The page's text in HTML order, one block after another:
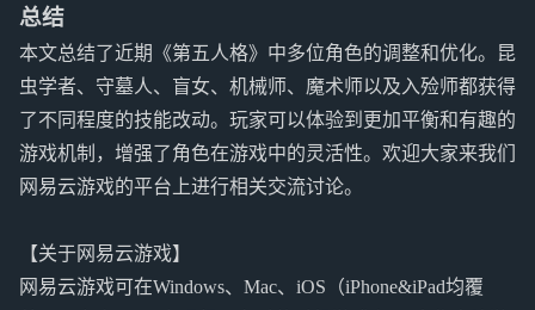
总结
本文总结了近期《第五人格》中多位角色的调整和优化。昆
虫学者、守墓人、盲女、机械师、魔术师以及入殓师都获得
了不同程度的技能改动。玩家可以体验到更加平衡和有趣的
游戏机制，增强了角色在游戏中的灵活性。欢迎大家来我们
网易云游戏的平台上进行相关交流讨论。
【关于网易云游戏】
网易云游戏可在Windows、Mac、iOS（iPhone&iPad均覆